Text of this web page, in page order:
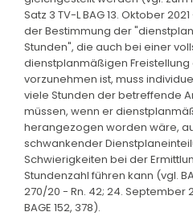
Satz 3 TV-L BAG 13. Oktober
der Bestimmung der
Stunden", die auch bei einer
dienstplanmäßigen
vorzunehmen ist, muss
viele Stunden der betreffende
müssen, wenn er
herangezogen worden wäre,
schwankender
Schwierigkeiten bei der
Stundenzahl führen kann (vgl.
270/20 - Rn. 42; 24. September
BAGE 152, 378).